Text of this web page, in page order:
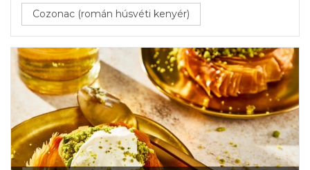
Cozonac (román húsvéti kenyér)